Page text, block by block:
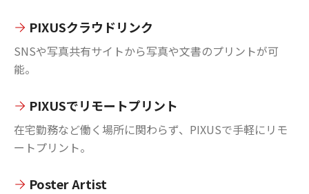
PIXUSクラウドリンク
SNSや写真共有サイトから写真や文書のプリントが可
能。
PIXUSでリモートプリント
在宅勤務など働く場所に関わらず、PIXUSで手軽にリモ
ートプリント。
Poster Artist